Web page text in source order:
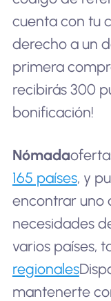
cuenta con tu
derecho a un
primera
recibirás 300
bonificación!
Nómada
165 países, y
encontrar uno
necesidades
varios países,
regionales
mantenerte